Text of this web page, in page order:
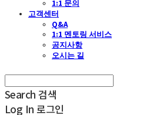
1:1 문의
고객센터
Q&A
1:1 멘토링 서비스
공지사항
오시는 길
Search 검색
Log In 로그인